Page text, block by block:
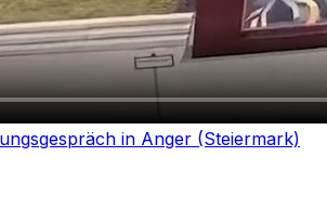
in Anger (Steiermark)